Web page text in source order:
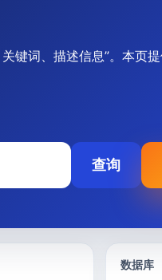
键词、描述信息”。本页
查询
数据库